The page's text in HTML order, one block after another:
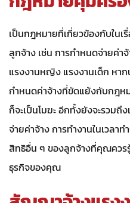
เป็นกฎหมายที่เกี่ยวข้องกับในเ
ลูกจ้าง เช่น การกำหนดจ่ายค่า
แรงงานหญิง แรงงานเด็ก หา
กำหนดค่าจ้างที่ขัดแย้งกับกฎ
ก็จะเป็นโมฆะ อีกทั้งยังจะรวม
จ่ายค่าจ้าง การทำงานในเวลา
สิทธิอื่น ๆ ของลูกจ้างที่คุณควร
ธุรกิจของคุณ